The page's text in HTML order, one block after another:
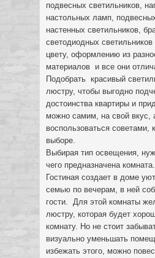
подвесных светильников,
настольных ламп,
настенных светильников,
светодиодных
цвету, оформлению из
материалов и все они
Подобрать красивый
люстру, чтобы выгодно
достоинства квартиры и
можно самим, на свой вкус,
воспользоваться советами,
выборе.
Выбирая тип освещения,
чего предназначена комната.
Гостиная создает в доме
семью по вечерам, в ней
гости. Для этой комнаты
люстру, которая будет
комнату. Но не стоит
визуально уменьшать
избежать этого, можно